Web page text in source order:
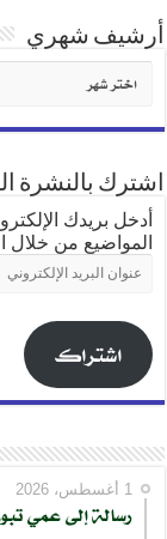
أرشيف شهري
شهري
اشترك بالنشرة
أدخل بريدك
المواضيع من خلال
عنوان
البريد
اشتراك
1 أغسطس، 2026
رسالة إلى عمي